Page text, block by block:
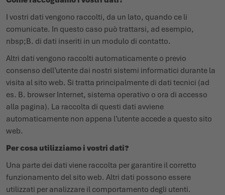
I vostri dati vengono raccolti, da un lato, quando ce li
comunicate. In questo caso può trattarsi, ad esempio,
nbsp;B. di dati inseriti in un modulo di contatto.
Altri dati vengono raccolti automaticamente o previo
consenso dell’utente dai nostri sistemi informatici durante la
visita al sito web. Si tratta principalmente di dati tecnici (ad
es. B. browser Internet, sistema operativo o ora di accesso
alla pagina). La raccolta di questi dati avviene
automaticamente non appena l’utente accede a questo sito
web.
Per cosa utilizziamo i vostri dati?
Una parte dei dati viene raccolta per garantire il corretto
funzionamento del sito web. Altri dati possono essere
utilizzati per analizzare il comportamento degli utenti.